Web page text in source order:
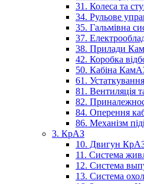
31. Колеса та
34. Рульове
35. Гальмівна
37.
38. Прилади
42. Коробка
50. Кабіна
61.
81. Вентиляція
82.
84. Оперення
86. Механізм
3. КрАЗ
10. Двигун
11. Система
12. Система
13. Система